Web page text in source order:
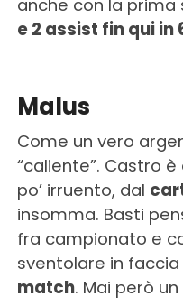
anche con la prima
e 2 assist fin qui in
Malus
Come un vero
“caliente”. Castro
po’ irruento, dal
insomma. Basti
fra campionato e
sventolare in faccia
match. Mai però